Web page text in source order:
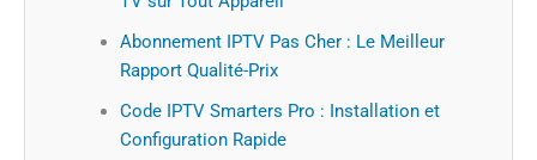
Abonnement IPTV Pas Cher : Le Meilleur
Rapport Qualité-Prix
Code IPTV Smarters Pro : Installation et
Configuration Rapide